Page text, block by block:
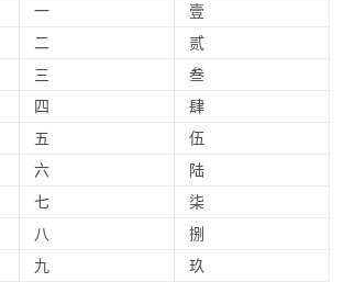
一
壹
二
贰
三
叁
四
肆
五
伍
六
陆
七
柒
八
捌
九 玖